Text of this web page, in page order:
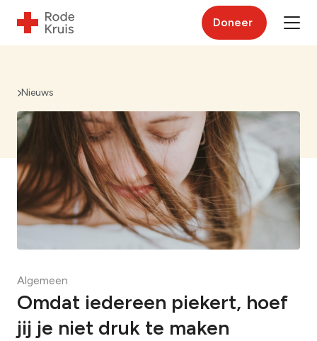
Doneer
Nieuws
Algemeen
Omdat iedereen piekert, hoef
jij je niet druk te maken